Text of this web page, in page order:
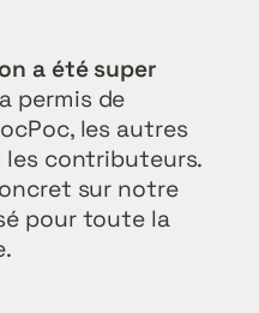
a été super
permis de
les autres
contributeurs.
sur notre
pour toute la